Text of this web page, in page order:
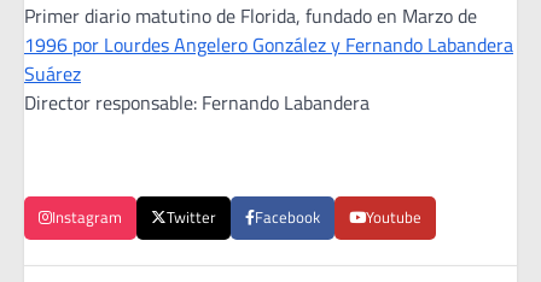
Primer diario matutino de Florida, fundado en Marzo de
1996 por Lourdes Angelero González y Fernando Labandera
Suárez
Director responsable: Fernando Labandera
Instagram Twitter Facebook Youtube